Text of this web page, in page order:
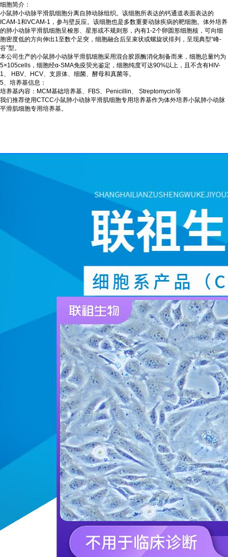
细胞简介：
小鼠肺小动脉平滑肌细胞分离自肺动脉组织。该细胞所表达的钙通道表面表达的
ICAM-1和VCAM-1，参与壁反应。该细胞也是多数重要动脉疾病的靶细胞。体外培养
的肺小动脉平滑肌细胞呈梭形、星形或不规则形，内有1-2个卵圆形细胞核，可向细
胞密度低的方向伸出1至数个足突，细胞融合后呈束状或螺旋状排列，呈现典型“峰-
谷”型。
本公司生产的小鼠肺小动脉平滑肌细胞采用混合胶原酶消化制备而来，细胞总量约为
5×105cells，细胞经α-SMA免疫荧光鉴定，细胞纯度可达90%以上，且不含有HIV-
1、 HBV、HCV、支原体、细菌、酵母和真菌等。
5、培养基信息：
培养基内容：MCM基础培养基、FBS、Penicillin、 Streptomycin等
我们推荐使用CTCC小鼠肺小动脉平滑肌细胞专用培养基作为体外培养小鼠肺小动脉
平滑肌细胞专用培养基。